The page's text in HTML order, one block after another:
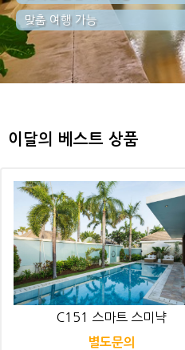
맞춤 여행 가능
이달의 베스트 상품
C151 스마트 스미냑
별도문의